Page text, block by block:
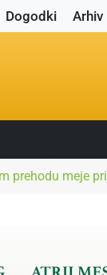
Dogodki Arhiv
prehodu meje